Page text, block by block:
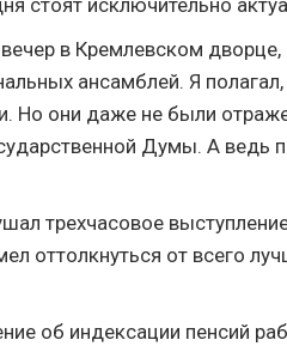
стоят исключительно
в Кремлевском
ансамблей. Я
Но они даже не были
Думы. А ведь
трехчасовое
оттолкнуться от всего
об индексации пенсий